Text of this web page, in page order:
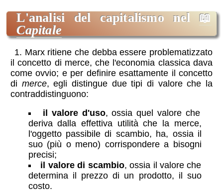
l'analisi del capitalismo nel
Capitale
1. Marx ritiene che debba essere problematizzato
il concetto di merce, che l'economia classica dava
come ovvio; e per definire esattamente il concetto
di merce, egli distingue due tipi di valore che la
contraddistinguono:
il valore d'uso, ossia quel valore che
deriva dalla effettiva utilità che la merce,
l'oggetto passibile di scambio, ha, ossia il
suo (più o meno) corrispondere a bisogni
precisi;
il valore di scambio, ossia il valore che
determina il prezzo di un prodotto, il suo
costo.